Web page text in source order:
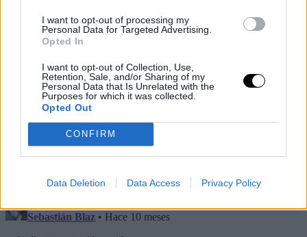
I want to opt-out of processing my
Personal Data for Targeted Advertising.
Opted In
I want to opt-out of Collection, Use,
Retention, Sale, and/or Sharing of my
Personal Data that Is Unrelated with the
Purposes for which it was collected.
Opted Out
CONFIRM
Data Deletion Data Access Privacy Policy